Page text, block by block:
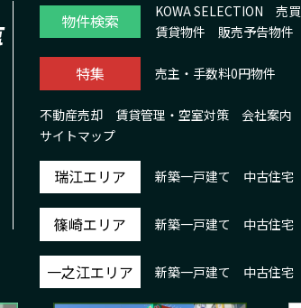
物件検索 KOWA SELECTION 売
賃貸物件
販売予告物件
特集 売主・手数料0円物件
不動産売却 賃貸管理・空室対策 会社案内
サイトマップ
瑞江エリア 新築一戸建て 中古住宅
篠崎エリア 新築一戸建て 中古住宅
一之江エリア 新築一戸建て 中古住宅